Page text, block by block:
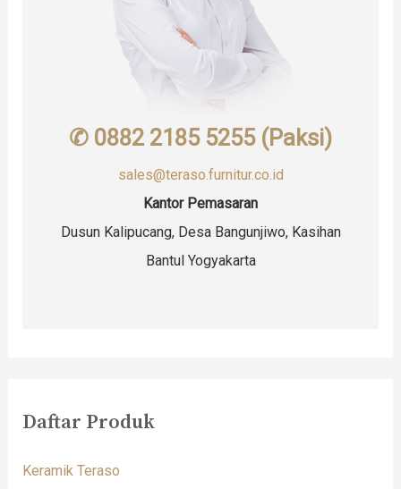
✆ 0882 2185 5255 (Paksi)
sales@teraso.furnitur.co.id
Kantor Pemasaran
Dusun Kalipucang, Desa Bangunjiwo, Kasihan
Bantul Yogyakarta
Daftar Produk
Keramik Teraso